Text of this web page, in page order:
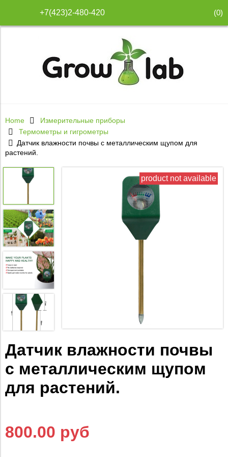
+7(423)2-480-420 (0)
Home
Измерительные приборы
Термометры и гигрометры
Датчик влажности почвы с металлическим щупом для
растений.
product not available
Датчик влажности почвы
с металлическим щупом
для растений.
800.00 руб